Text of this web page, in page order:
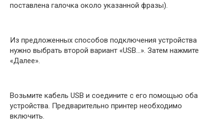
поставлена галочка около указанной фразы).
Из предложенных способов подключения устройства
нужно выбрать второй вариант «USB…». Затем нажмите
«Далее».
Возьмите кабель USB и соедините с его помощью оба
устройства. Предварительно принтер необходимо
включить.